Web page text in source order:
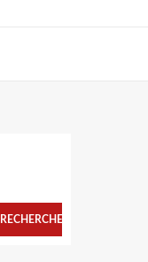
RECHERCHER